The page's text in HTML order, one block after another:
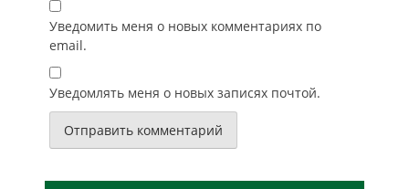
Уведомить меня о новых комментариях по
email.
Уведомлять меня о новых записях почтой.